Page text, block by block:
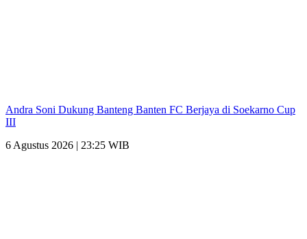
Andra Soni Dukung Banteng Banten FC Berjaya di Soekarno Cup
III
6 Agustus 2026 | 23:25 WIB